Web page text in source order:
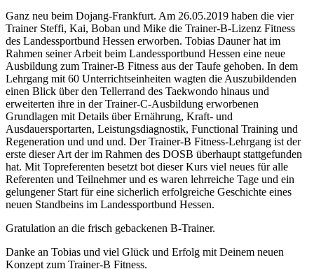
Ganz neu beim Dojang-Frankfurt. Am 26.05.2019 haben die vier
Trainer Steffi, Kai, Boban und Mike die Trainer-B-Lizenz Fitness
des Landessportbund Hessen erworben. Tobias Dauner hat im
Rahmen seiner Arbeit beim Landessportbund Hessen eine neue
Ausbildung zum Trainer-B Fitness aus der Taufe gehoben. In dem
Lehrgang mit 60 Unterrichtseinheiten wagten die Auszubildenden
einen Blick über den Tellerrand des Taekwondo hinaus und
erweiterten ihre in der Trainer-C-Ausbildung erworbenen
Grundlagen mit Details über Ernährung, Kraft- und
Ausdauersportarten, Leistungsdiagnostik, Functional Training und
Regeneration und und und. Der Trainer-B Fitness-Lehrgang ist der
erste dieser Art der im Rahmen des DOSB überhaupt stattgefunden
hat. Mit Topreferenten besetzt bot dieser Kurs viel neues für alle
Referenten und Teilnehmer und es waren lehrreiche Tage und ein
gelungener Start für eine sicherlich erfolgreiche Geschichte eines
neuen Standbeins im Landessportbund Hessen.
Gratulation an die frisch gebackenen B-Trainer.
Danke an Tobias und viel Glück und Erfolg mit Deinem neuen
Konzept zum Trainer-B Fitness.